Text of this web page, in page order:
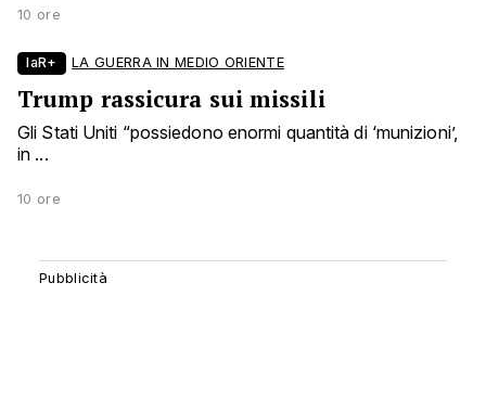
10 ore
laR+ LA GUERRA IN MEDIO ORIENTE
Trump rassicura sui missili
Gli Stati Uniti “possiedono enormi quantità di ‘munizioni’,
in ...
10 ore